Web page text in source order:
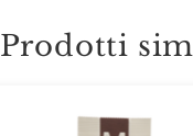
Prodotti